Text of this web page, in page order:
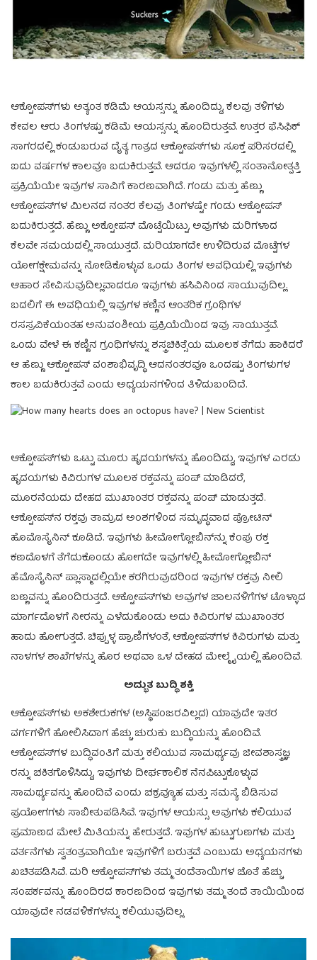
ಆಕ್ಟೋಪಸ್‌ಗಳು ಅತ್ಯಂತ ಕಡಿಮೆ ಆಯಸ್ಸನ್ನು ಹೊಂದಿದ್ದು, ಕೆಲವು ತಳಿಗಳು
ಕೇವಲ ಆರು ತಿಂಗಳಷ್ಟು ಕಡಿಮೆ ಆಯಸ್ಸನ್ನು ಹೊಂದಿರುತ್ತವೆ. ಉತ್ತರ ಫೆಸಿಫಿಕ್
ಸಾಗರದಲ್ಲಿ ಕಂಡುಬರುವ ದೈತ್ಯ ಗಾತ್ರದ ಆಕ್ಟೋಪಸ್‌ಗಳು ಸೂಕ್ತ ಪರಿಸರದಲ್ಲಿ
ಐದು ವರ್ಷಗಳ ಕಾಲವೂ ಬದುಕಿರುತ್ತವೆ. ಆದರೂ ಇವುಗಳಲ್ಲಿ ಸಂತಾನೋತ್ಪತ್ತಿ
ಪ್ರಕ್ರಿಯೆಯೇ ಇವುಗಳ ಸಾವಿಗೆ ಕಾರಣವಾಗಿದೆ. ಗಂಡು ಮತ್ತು ಹೆಣ್ಣು
ಆಕ್ಟೋಪಸ್‌ಗಳ ಮಿಲನದ ನಂತರ ಕೆಲವು ತಿಂಗಳಷ್ಟೇ ಗಂಡು ಆಕ್ಟೋಪಸ್
ಬದುಕಿರುತ್ತದೆ. ಹೆಣ್ಣು ಅಕ್ಟೋಪಸ್ ಮೊಟ್ಟೆಯಿಟ್ಟು, ಅವುಗಳು ಮರಿಗಳಾದ
ಕೆಲವೇ ಸಮಯದಲ್ಲಿ ಸಾಯುತ್ತದೆ. ಮರಿಯಾಗದೇ ಉಳಿದಿರುವ ಮೊಟ್ಟೆಗಳ
ಯೋಗಕ್ಷೇಮವನ್ನು ನೋಡಿಕೊಳ್ಳುವ ಒಂದು ತಿಂಗಳ ಅವಧಿಯಲ್ಲಿ ಇವುಗಳು
ಆಹಾರ ಸೇವಿಸುವುದಿಲ್ಲವಾದರೂ ಇವುಗಳು ಹಸಿವಿನಿಂದ ಸಾಯುವುದಿಲ್ಲ.
ಬದಲಿಗೆ ಈ ಅವಧಿಯಲ್ಲಿ ಇವುಗಳ ಕಣ್ಣಿನ ಆಂತರಿಕ ಗ್ರಂಥಿಗಳ
ರಸಸ್ರವಿಕೆಯಂತಹ ಅನುವಂಶೀಯ ಪ್ರಕ್ರಿಯೆಯಿಂದ ಇವು ಸಾಯುತ್ತವೆ.
ಒಂದು ವೇಳೆ ಈ ಕಣ್ಣಿನ ಗ್ರಂಥಿಗಳನ್ನು ಶಸ್ತ್ರಚಿಕಿತ್ಸೆಯ ಮೂಲಕ ತೆಗೆದು ಹಾಕಿದರೆ
ಆ ಹೆಣ್ಣು ಆಕ್ಟೋಪಸ್ ವಂಶಾಭಿವೃದ್ಧಿ ಆದನಂತರವೂ ಒಂದಷ್ಟು ತಿಂಗಳುಗಳ
ಕಾಲ ಬದುಕಿರುತ್ತವೆ ಎಂದು ಅಧ್ಯಯನಗಳಿಂದ ತಿಳಿದುಬಂದಿದೆ.
ಆಕ್ಟೋಪಸ್‌ಗಳು ಒಟ್ಟು ಮೂರು ಹೃದಯಗಳನ್ನು ಹೊಂದಿದ್ದು, ಇವುಗಳ ಎರಡು
ಹೃದಯಗಳು ಕಿವಿರುಗಳ ಮೂಲಕ ರಕ್ತವನ್ನು ಪಂಪ್ ಮಾಡಿದರೆ,
ಮೂರನೆಯದು ದೇಹದ ಮುಖಾಂತರ ರಕ್ತವನ್ನು ಪಂಪ್ ಮಾಡುತ್ತದೆ.
ಆಕ್ಟೋಪಸ್‌ನ ರಕ್ತವು ತಾಮ್ರದ ಅಂಶಗಳಿಂದ ಸಮೃದ್ಧವಾದ ಪ್ರೋಟಿನ್
ಹೊಮೊಸೈನಿನ್ ಕೂಡಿದೆ. ಇವುಗಳು ಹೀಮೋಗ್ಲೋಬಿನ್‌ನ್ನು ಕೆಂಪು ರಕ್ತ
ಕಣದೊಳಗೆ ತೆಗೆದುಕೊಂಡು ಹೋಗದೇ ಇವುಗಳಲ್ಲಿ ಹೀಮೋಗ್ಲೋಬಿನ್
ಹೆಮೊಸೈನಿನ್ ಪ್ಲಾಸ್ಮಾದಲ್ಲಿಯೇ ಕರಗಿರುವುದರಿಂದ ಇವುಗಳ ರಕ್ತವು ನೀಲಿ
ಬಣ್ಣವನ್ನು ಹೊಂದಿರುತ್ತದೆ. ಆಕ್ಟೋಪಸ್‌ಗಳು ಅವುಗಳ ಜಾಲನಳಿಗೆಗಳ ಟೊಳ್ಳಾದ
ಮಾರ್ಗದೊಳಗೆ ನೀರನ್ನು ಎಳೆದುಕೊಂಡು ಅದು ಕಿವಿರುಗಳ ಮುಖಾಂತರ
ಹಾದು ಹೋಗುತ್ತದೆ. ಚಿಪ್ಪುಳ್ಳ ಪ್ರಾಣಿಗಳಂತೆ, ಆಕ್ಟೋಪಸ್‌ಗಳ ಕಿವಿರುಗಳು ಮತ್ತು
ನಾಳಗಳ ಶಾಖೆಗಳನ್ನು ಹೊರ ಅಥವಾ ಒಳ ದೇಹದ ಮೇಲ್ಮೈಯಲ್ಲಿ ಹೊಂದಿವೆ.
ಅದ್ಭುತ ಬುದ್ಧಿ ಶಕ್ತಿ
ಆಕ್ಟೋಪಸ್‌ಗಳು ಅಕಶೇರುಕಗಳ (ಅಸ್ಥಿಪಂಜರವಿಲ್ಲದ) ಯಾವುದೇ ಇತರ
ವರ್ಗಗಳಿಗೆ ಹೋಲಿಸಿದಾಗ ಹೆಚ್ಚು ಚುರುಕು ಬುದ್ಧಿಯನ್ನು ಹೊಂದಿವೆ.
ಆಕ್ಟೋಪಸ್‌ಗಳ ಬುದ್ಧಿವಂತಿಗೆ ಮತ್ತು ಕಲಿಯುವ ಸಾಮರ್ಥ್ಯವು ಜೀವಶಾಸ್ತ್ರಜ್ಞ
ರನ್ನು ಚಕಿತಗೊಳಿಸಿದ್ದು, ಇವುಗಳು ದೀರ್ಘಕಾಲಿಕ ನೆನಪಿಟ್ಟುಕೊಳ್ಳುವ
ಸಾಮರ್ಥ್ಯವನ್ನು ಹೊಂದಿವೆ ಎಂದು ಚಕ್ರವ್ಯೂಹ ಮತ್ತು ಸಮಸ್ಯೆ ಬಿಡಿಸುವ
ಪ್ರಯೋಗಗಳು ಸಾಬೀತುಪಡಿಸಿವೆ. ಇವುಗಳ ಆಯಸ್ಸು ಅವುಗಳು ಕಲಿಯುವ
ಪ್ರಮಾಣದ ಮೇಲೆ ಮಿತಿಯನ್ನು ಹೇರುತ್ತದೆ. ಇವುಗಳ ಹುಟ್ಟುಗುಣಗಳು ಮತ್ತು
ವರ್ತನೆಗಳು ಸ್ವತಂತ್ರವಾಗಿಯೇ ಇವುಗಳಿಗೆ ಬರುತ್ತವೆ ಎಂಬುದು ಅಧ್ಯಯನಗಳು
ಖಚಿತಪಡಿಸಿವೆ. ಮರಿ ಆಕ್ಟೋಪಸ್‌ಗಳು ತಮ್ಮ ತಂದೆತಾಯಿಗಳ ಜೊತೆ ಹೆಚ್ಚು
ಸಂಪರ್ಕವನ್ನು ಹೊಂದಿರದ ಕಾರಣದಿಂದ ಇವುಗಳು ತಮ್ಮ ತಂದೆ ತಾಯಿಯಿಂದ
ಯಾವುದೇ ನಡವಳಿಕೆಗಳನ್ನು ಕಲಿಯುವುದಿಲ್ಲ.